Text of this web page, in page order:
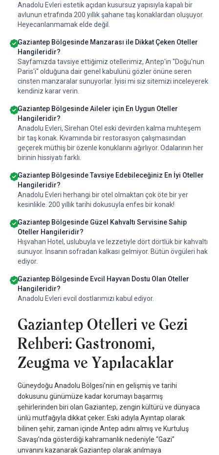
Anadolu Evleri estetik açıdan kusursuz yapısıyla kapalı bir
avlunun etrafında 200 yıllık şahane taş konaklardan oluşuyor.
Heyecanlanmamak elde değil.
Gaziantep Bölgesinde Manzarası ile Dikkat Çeken Oteller
Hangileridir?
Sayfamızda tavsiye ettiğimiz otellerimiz, Antep'in ''Doğu'nun
Paris'i'' olduğuna dair genel kabulünü gözler önüne seren
cinsten manzaralar sunuyorlar. İyisi mi siz sitemizi inceleyerek
kendiniz karar verin.
Gaziantep Bölgesinde Aileler için En Uygun Oteller
Hangileridir?
Anadolu Evleri, Sirehan Otel eski devirden kalma muhteşem
bir taş konak. Kıvamında bir restorasyon çalışmasından
geçerek müthiş bir özenle konuklarını ağırlıyor. Odalarının her
birinin hissiyatı farklı.
Gaziantep Bölgesinde Tavsiye Edebileceğiniz En İyi Oteller
Hangileridir?
Anadolu Evleri herhangi bir otel olmaktan çok öte bir yer
kesinlikle. 200 yıllık tarihi dokusuyla enfes bir konak!
Gaziantep Bölgesinde Güzel Kahvaltı Servisine Sahip
Oteller Hangileridir?
Hışvahan Hotel, uslubuyla ve lezzetiyle dört dörtlük bir kahvaltı
sunuyor. İnsanın sofradan kalkası gelmiyor. Bütün övgüleri hak
ediyor.
Gaziantep Bölgesinde Evcil Hayvan Dostu Olan Oteller
Hangileridir?
Anadolu Evleri evcil dostlarımızı kabul ediyor.
Gaziantep Otelleri ve Gezi
Rehberi: Gastronomi,
Zeugma ve Yapılacaklar
Güneydoğu Anadolu Bölgesi’nin en gelişmiş ve tarihi
dokusunu günümüze kadar korumayı başarmış
şehirlerinden biri olan Gaziantep, zengin kültürü ve dünyaca
ünlü mutfağıyla dikkat çeker. Eski adıyla Ayıntap olarak
bilinen şehir, zaman içinde Antep adını almış ve Kurtuluş
Savaşı’nda gösterdiği kahramanlık nedeniyle “Gazi”
unvanını kazanarak Gaziantep olarak anılmaya